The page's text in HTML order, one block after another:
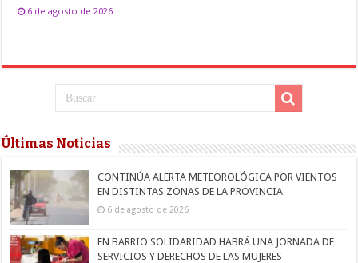
6 de agosto de 2026
Últimas Noticias
CONTINÚA ALERTA METEOROLÓGICA POR VIENTOS
EN DISTINTAS ZONAS DE LA PROVINCIA
6 de agosto de 2026
EN BARRIO SOLIDARIDAD HABRÁ UNA JORNADA DE
SERVICIOS Y DERECHOS DE LAS MUJERES